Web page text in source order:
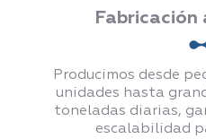
Fabricación
Producimos desde
unidades hasta
toneladas diarias,
escalabilidad